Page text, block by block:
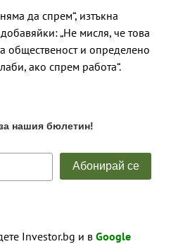
да спрем“, изтъкна
„Не мисля, че това
общественост и определено
ако спрем работа“.
Investor.bg и в Google